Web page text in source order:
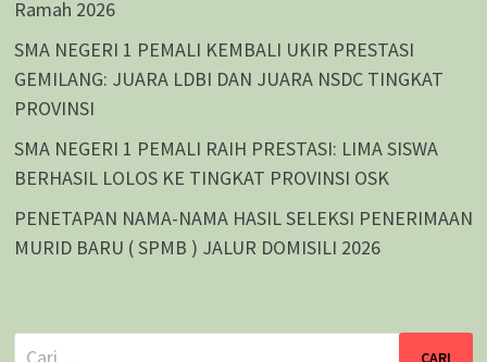
Ramah 2026
SMA NEGERI 1 PEMALI KEMBALI UKIR PRESTASI
GEMILANG: JUARA LDBI DAN JUARA NSDC TINGKAT
PROVINSI
SMA NEGERI 1 PEMALI RAIH PRESTASI: LIMA SISWA
BERHASIL LOLOS KE TINGKAT PROVINSI OSK
PENETAPAN NAMA-NAMA HASIL SELEKSI PENERIMAAN
MURID BARU ( SPMB ) JALUR DOMISILI 2026
Cari